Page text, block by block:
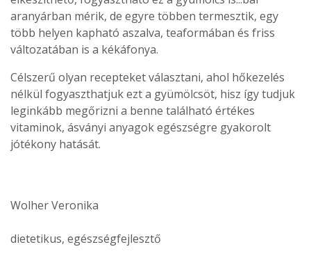
aranyárban mérik, de egyre többen termesztik, egy
több helyen kapható aszalva, teaformában és friss
változatában is a kékáfonya.
Célszerű olyan recepteket választani, ahol hőkezelés
nélkül fogyaszthatjuk ezt a gyümölcsöt, hisz így tudjuk
leginkább megőrizni a benne található értékes
vitaminok, ásványi anyagok egészségre gyakorolt
jótékony hatását.
Wolher Veronika
dietetikus, egészségfejlesztő